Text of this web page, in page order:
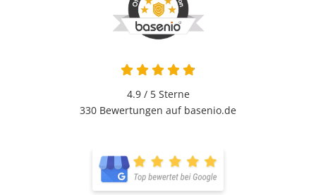
4.9 / 5Sterne
330 Bewertungen auf basenio.de